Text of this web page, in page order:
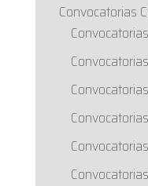
Convocatorias